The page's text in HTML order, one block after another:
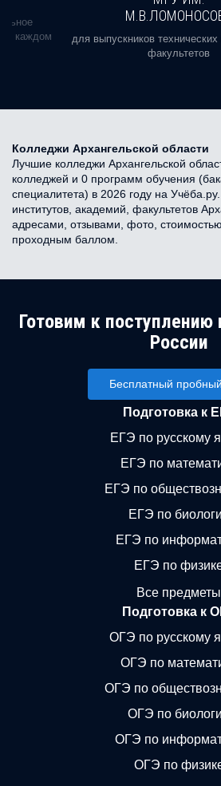
в каждом
для выпускников
факультетов
Колледжи Архангельской области
Лучшие колледжи Архангельской
колледжей и 0 программ обучения
специалитета) в 2026 году на
институтов, академий, факультетов
адресами, отзывами, фото,
проходным баллом.
Готовим к
России
Бесплатный
Подготовка к
ЕГЭ по русскому
ЕГЭ по
ЕГЭ по
ЕГЭ по
ЕГЭ по
ЕГЭ по
Все предметы
Подготовка к
ОГЭ по русскому
ОГЭ по
ОГЭ по
ОГЭ по
ОГЭ по
ОГЭ по